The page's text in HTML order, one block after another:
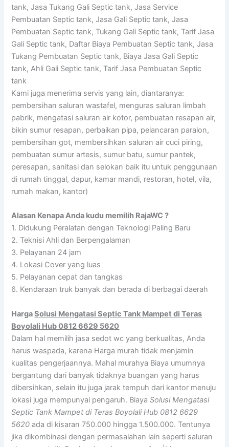
tank, Jasa Tukang Gali Septic tank, Jasa Service
Pembuatan Septic tank, Jasa Gali Septic tank, Jasa
Pembuatan Septic tank, Tukang Gali Septic tank, Tarif Jasa
Gali Septic tank, Daftar Biaya Pembuatan Septic tank, Jasa
Tukang Pembuatan Septic tank, Biaya Jasa Gali Septic
tank, Ahli Gali Septic tank, Tarif Jasa Pembuatan Septic
tank
Kami juga menerima servis yang lain, diantaranya:
pembersihan saluran wastafel, menguras saluran limbah
pabrik, mengatasi saluran air kotor, pembuatan resapan air,
bikin sumur resapan, perbaikan pipa, pelancaran paralon,
pembersihan got, membersihkan saluran air cuci piring,
pembuatan sumur artesis, sumur batu, sumur pantek,
peresapan, sanitasi dan selokan baik itu untuk penggunaan
di rumah tinggal, dapur, kamar mandi, restoran, hotel, vila,
rumah makan, kantor)
Alasan Kenapa Anda kudu memilih RajaWC ?
1. Didukung Peralatan dengan Teknologi Paling Baru
2. Teknisi Ahli dan Berpengalaman
3. Pelayanan 24 jam
4. Lokasi Cover yang luas
5. Pelayanan cepat dan tangkas
6. Kendaraan truk banyak dan berada di berbagai daerah
HargaSolusi Mengatasi Septic Tank Mampet di Teras
Boyolali Hub 0812 6629 5620
Dalam hal memilih jasa sedot wc yang berkualitas, Anda
harus waspada, karena Harga murah tidak menjamin
kualitas pengerjaannya. Mahal murahya Biaya umumnya
bergantung dari banyak tidaknya buangan yang harus
dibersihkan, selain itu juga jarak tempuh dari kantor menuju
lokasi juga mempunyai pengaruh. BiayaSolusi Mengatasi
Septic Tank Mampet di Teras Boyolali Hub 0812 6629
5620 ada di kisaran 750.000 hingga 1.500.000. Tentunya
jika dikombinasi dengan permasalahan lain seperti saluran